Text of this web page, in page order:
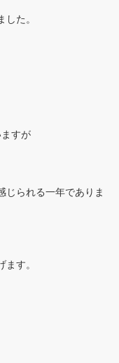
た。
すが
じられる一年でありま
す。